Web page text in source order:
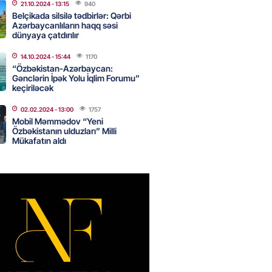
- 14:30 83
ofisi Pezeşkianın istefası
iddiaları təkzib etdi
- 14:15
canlıların hücumu başlayıb?
PENSİYA VƏ MÜAVİNƏTLƏR
ARTIRILACAQ? – Mühüm
- 13:45
21.10.2024- 13:15 940
Belçikada silsilə tədbirlər: Qərbi
Azərbaycanlıların haqq səsi
dünyaya çatdırılır
14.10.2024- 15:44 1170
“Özbəkistan-Azərbaycan:
Gənclərin İpək Yolu İqlim Forumu”
keçiriləcək
02.02.2024- 13:00 1757
Mobil Məmmədov “Yeni
Özbəkistanın ulduzları” Milli
Mükafatın aldı